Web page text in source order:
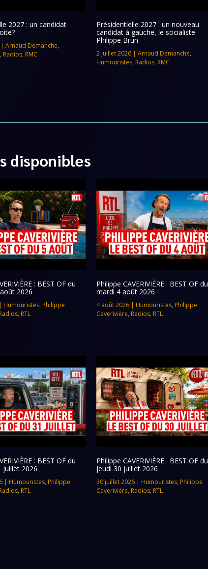
2027 : un candidat
Arnaud Demanche,
, Radios, RMC
Présidentielle 2027 : un nouveau
candidat à gauche, le socialiste
Philippe Brun
2 juillet 2026| Arnaud Demanche,
Humouristes, Radios, RMC
disponibles
: BEST OF du
2026
Humouristes, Philippe
, RTL
Philippe CAVERIVIÈRE : BEST OF du
mardi 4 août 2026
4 août 2026| Humouristes, Philippe
Caverivière, Radios, RTL
: BEST OF du
juillet 2026
| Humouristes, Philippe
, RTL
Philippe CAVERIVIÈRE : BEST OF du
jeudi 30 juillet 2026
30 juillet 2026| Humouristes, Philippe
Caverivière, Radios, RTL